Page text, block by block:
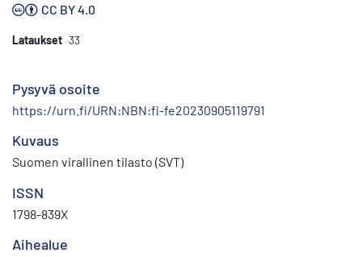
CC BY 4.0
Lataukset 33
Pysyvä osoite
https://urn.fi/URN:NBN:fi-fe20230905119791
Kuvaus
Suomen virallinen tilasto (SVT)
ISSN
1798-839X
Aihealue